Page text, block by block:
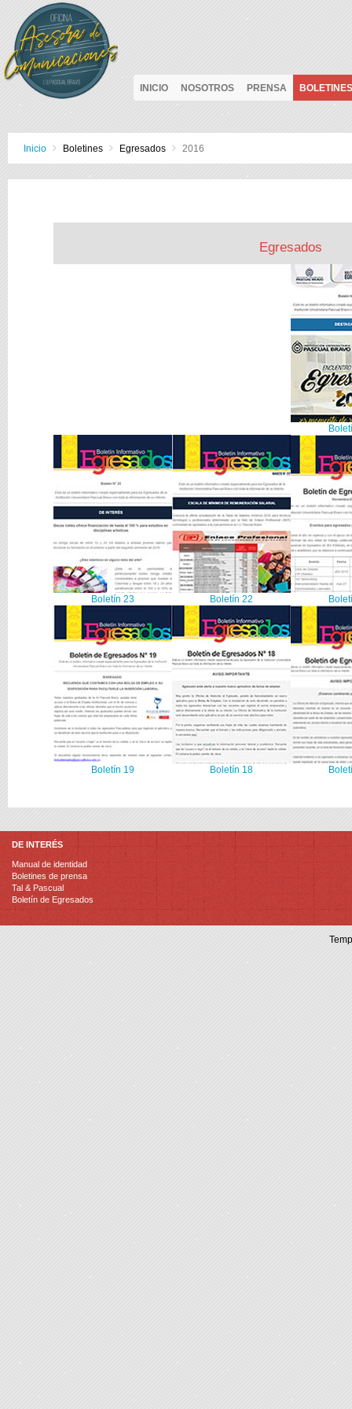
INICIO NOSOTROS PRENSA BOLETINES
Inicio Boletines Egresados 2016
Egresados
Boletín 23 Boletín 22
Boletín 19 Boletín 18
DE INTERÉS
Manual de identidad
Boletines de prensa
Tal & Pascual
Boletín de Egresados